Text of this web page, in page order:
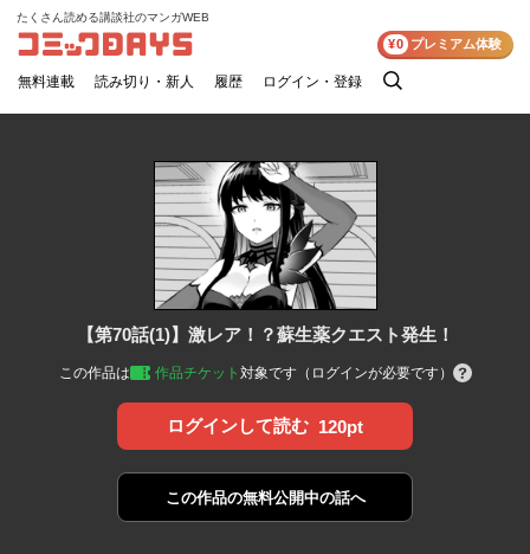
コミックDAYS
たくさん読める講談社のマンガWEB
無料連載 読み切り・新人 履歴 ログイン・登録
検
¥0 プレミアム体験
【第70話(1)】激レア！？蘇生薬クエスト発生！
この作品は 作品チケット 対象です（ログインが必要です）
ログインして読む 120pt
この作品の無料公開中の話へ